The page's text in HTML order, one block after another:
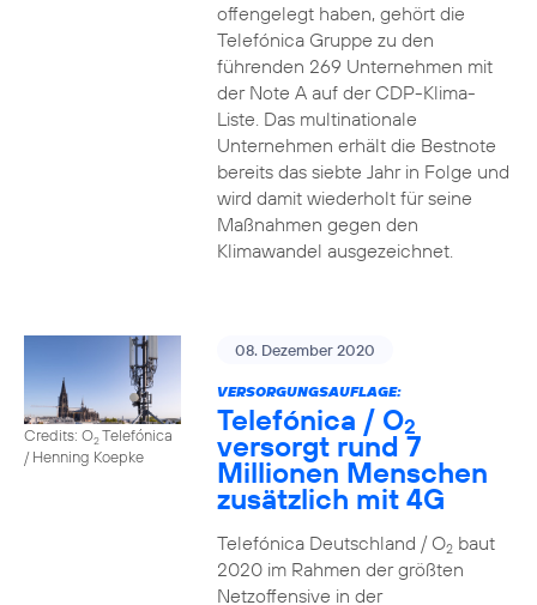
offengelegt haben, gehört die
Telefónica Gruppe zu den
führenden 269 Unternehmen mit
der Note A auf der CDP-Klima-
Liste. Das multinationale
Unternehmen erhält die Bestnote
bereits das siebte Jahr in Folge und
wird damit wiederholt für seine
Maßnahmen gegen den
Klimawandel ausgezeichnet.
Credits: O2Telefónica
/ Henning Koepke
08. Dezember 2020
VERSORGUNGSAUFLAGE:
Telefónica / O2
versorgt rund 7
Millionen Menschen
zusätzlich mit 4G
Telefónica Deutschland / O2baut
2020 im Rahmen der größten
Netzoffensive in der